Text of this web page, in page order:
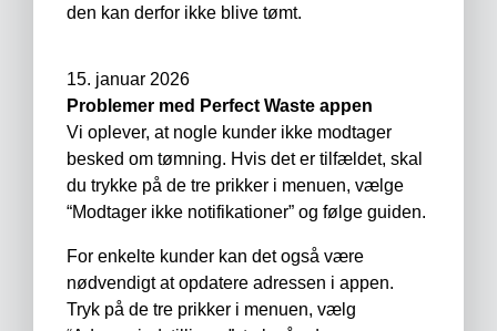
den kan derfor ikke blive tømt.
15. januar 2026
Problemer med Perfect Waste appen
Vi oplever, at nogle kunder ikke modtager
besked om tømning. Hvis det er tilfældet, skal
du trykke på de tre prikker i menuen, vælge
“Modtager ikke notifikationer” og følge guiden.
For enkelte kunder kan det også være
nødvendigt at opdatere adressen i appen.
Tryk på de tre prikker i menuen, vælg